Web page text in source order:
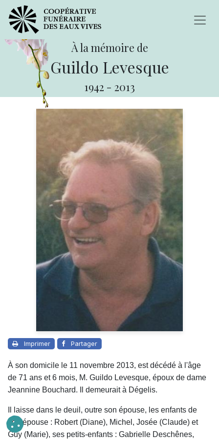
À la mémoire de
Guildo Levesque
1942 - 2013
Imprimer Partager
À son domicile le 11 novembre 2013, est décédé à l'âge
de 71 ans et 6 mois, M. Guildo Levesque, époux de dame
Jeannine Bouchard. Il demeurait à Dégelis.
Il laisse dans le deuil, outre son épouse, les enfants de
son épouse : Robert (Diane), Michel, Josée (Claude) et
Guy (Marie), ses petits-enfants : Gabrielle Deschênes,